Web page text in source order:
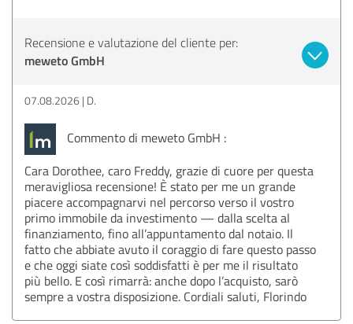
Recensione e valutazione del cliente per:
meweto GmbH
07.08.2026 D.
Commento di meweto GmbH :
Cara Dorothee, caro Freddy, grazie di cuore per questa
meravigliosa recensione! È stato per me un grande
piacere accompagnarvi nel percorso verso il vostro
primo immobile da investimento — dalla scelta al
finanziamento, fino all’appuntamento dal notaio. Il
fatto che abbiate avuto il coraggio di fare questo passo
e che oggi siate così soddisfatti è per me il risultato
più bello. E così rimarrà: anche dopo l’acquisto, sarò
sempre a vostra disposizione. Cordiali saluti, Florindo